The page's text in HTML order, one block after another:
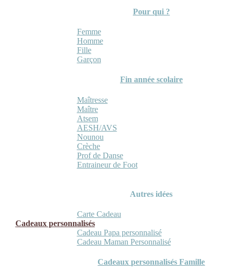
Pour qui ?
Femme
Homme
Fille
Garçon
Fin année scolaire
Maîtresse
Maître
Atsem
AESH/AVS
Nounou
Crèche
Prof de Danse
Entraineur de Foot
Autres idées
Carte Cadeau
Cadeaux personnalisés
Cadeau Papa personnalisé
Cadeau Maman Personnalisé
Cadeaux personnalisés Famille